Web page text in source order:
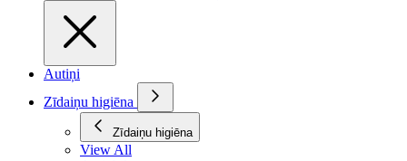
Autiņi
Zīdaiņu higiēna
Zīdaiņu higiēna
View All